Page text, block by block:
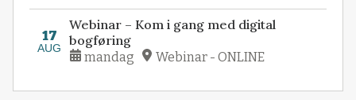
17
AUG
Webinar – Kom i gang med digital
bogføring
mandag Webinar - ONLINE